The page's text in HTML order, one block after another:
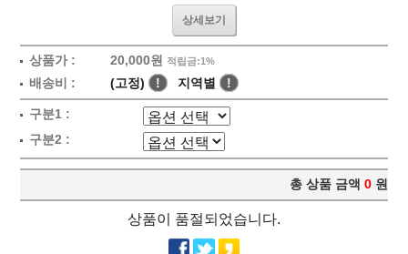
상세보기
상품가 : 20,000원 적립금:1%
배송비 : (고정) ! 지역별 !
구분1 :
구분2 :
총 상품 금액 0 원
상품이 품절되었습니다.